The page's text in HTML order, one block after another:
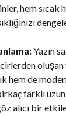
hem sıcak
Yazın
oluşan
hem de
farklı
alıcı bir